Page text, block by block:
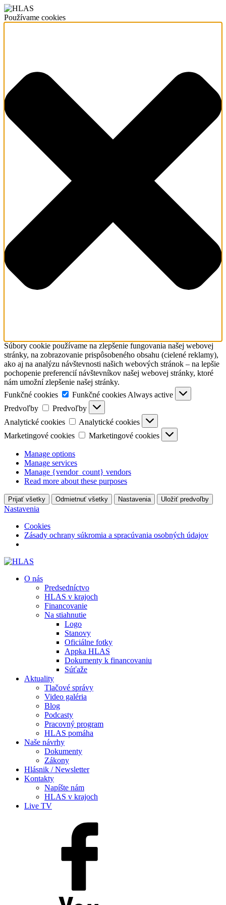
Používame cookies
Súbory cookie používame na zlepšenie fungovania našej webovej
stránky, na zobrazovanie prispôsobeného obsahu (cielené reklamy),
ako aj na analýzu návštevnosti našich webových stránok – na lepšie
pochopenie preferencií návštevníkov našej webovej stránky, ktoré
nám umožní zlepšenie našej stránky.
Funkčné cookies
Funkčné cookies Always active
Predvoľby
Predvoľby
Analytické cookies
Analytické cookies
Marketingové cookies
Marketingové cookies
Manage options
Manage services
Manage {vendor_count} vendors
Read more about these purposes
Prijať všetky Odmietnuť všetky Nastavenia Uložiť predvoľby
Nastavenia
Cookies
Zásady ochrany súkromia a spracúvania osobných údajov
O nás
Predsedníctvo
HLAS v krajoch
Financovanie
Na stiahnutie
Logo
Stanovy
Oficiálne fotky
Appka HLAS
Dokumenty k financovaniu
Súťaže
Aktuality
Tlačové správy
Video galéria
Blog
Podcasty
Pracovný program
HLAS pomáha
Naše návrhy
Dokumenty
Zákony
Hlásnik / Newsletter
Kontakty
Napíšte nám
HLAS v krajoch
Live TV